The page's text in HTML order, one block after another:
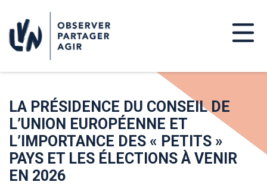
LA PRÉSIDENCE DU CONSEIL DE
L’UNION EUROPÉENNE ET
L’IMPORTANCE DES « PETITS »
PAYS ET LES ÉLECTIONS À VENIR
EN 2026